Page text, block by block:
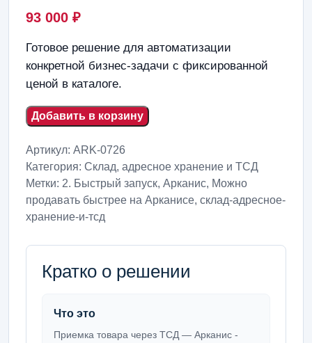
93 000 ₽
Готовое решение для автоматизации
конкретной бизнес-задачи с фиксированной
ценой в каталоге.
Добавить в корзину
Артикул: ARK-0726
Категория: Склад, адресное хранение и ТСД
Метки: 2. Быстрый запуск, Арканис, Можно
продавать быстрее на Арканисе, склад-адресное-
хранение-и-тсд
Кратко о решении
Что это
Приемка товара через ТСД — Арканис -